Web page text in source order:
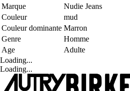
Marque
Nudie Jeans
Couleur
mud
Couleur dominante Marron
Genre
Homme
Age
Adulte
Loading...
Loading...